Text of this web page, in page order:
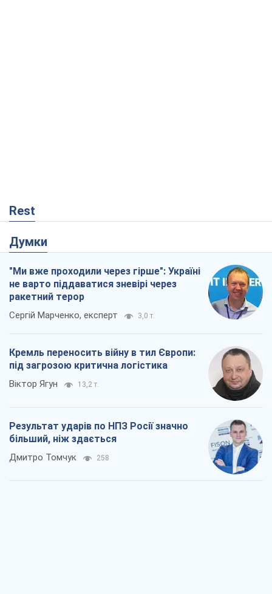
Rest
Думки
"Ми вже проходили через гірше": Україні
не варто піддаватися зневірі через
ракетний терор
Сергій Марченко, експерт 3,0 т.
Кремль переносить війну в тил Європи:
під загрозою критична логістика
Віктор Ягун 13,2 т.
Результат ударів по НПЗ Росії значно
більший, ніж здається
Дмитро Томчук 258